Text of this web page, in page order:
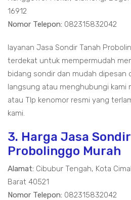
16912
Nomor Telepon: 082315832042
layanan Jasa Sondir Tanah
terdekat untuk mempermudah
bidang sondir dan mudah dipesan
langsung atau menghubungi kami
atau Tlp kenomor resmi yang
kami.
3. Harga Jasa
Probolinggo Murah
Alamat: Cibubur Tengah, Kota
Barat 40521
Nomor Telepon: 082315832042